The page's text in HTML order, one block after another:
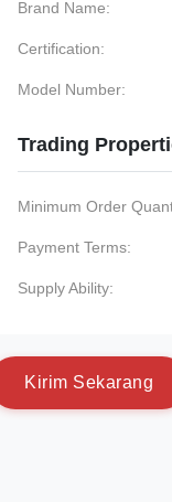
Brand Name:
Certification:
Model Number:
Trading
Minimum Order
Payment Terms:
Supply Ability:
Kirim Sekarang